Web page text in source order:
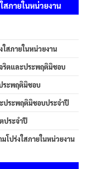
สภายในหน่วยงาน
สภายในหน่วยงาน
จริตและประพฤติมิชอบ
ระพฤติมิชอบ
ประพฤติมิชอบประจำปี
ประจำปี
โปร่งใสภายในหน่วยงาน